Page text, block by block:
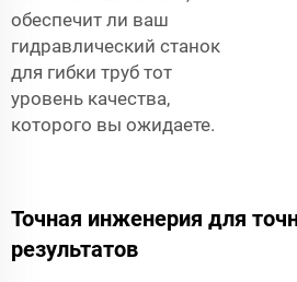
обеспечит ли ваш
гидравлический станок
для гибки труб тот
уровень качества,
которого вы ожидаете.
Точная инженерия для
результатов